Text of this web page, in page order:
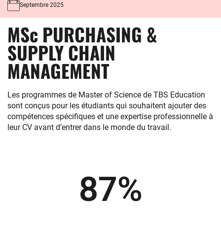
Septembre 2025
MSc PURCHASING &
SUPPLY CHAIN
MANAGEMENT
Les programmes de Master of Science de TBS Education
sont conçus pour les étudiants qui souhaitent ajouter des
compétences spécifiques et une expertise professionnelle à
leur CV avant d’entrer dans le monde du travail.
87%